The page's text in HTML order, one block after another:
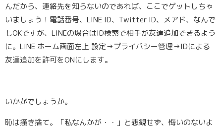
んだから、連絡先を知らないのであれば、ここでゲットしちゃ
いましょう！電話番号、LINE ID、Twitter ID、メアド、なんで
もOKですが、LINEの場合はID検索で相手が友達追加できるよう
に。LINE ホーム画面左上 設定→プライバシー管理→IDによる
友達追加を許可をONにします。
いかがでしょうか。
恥は掻き捨て。「私なんかが・・」と悲観せず、悔いのないよ